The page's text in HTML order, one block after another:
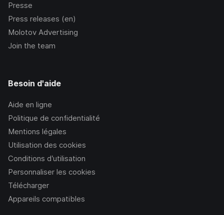
Presse
Press releases (en)
Molotov Advertising
Join the team
Besoin d'aide
Aide en ligne
Politique de confidentialité
Mentions légales
Utilisation des cookies
Conditions d’utilisation
Personnaliser les cookies
Télécharger
Appareils compatibles